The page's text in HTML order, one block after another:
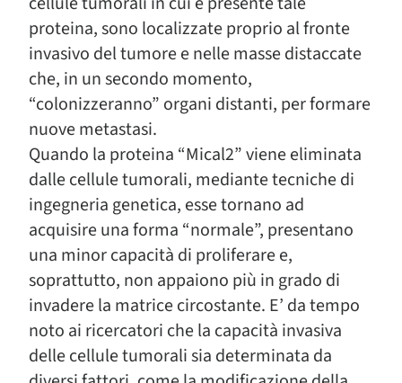
proteina, sono localizzate proprio al fronte
invasivo del tumore e nelle masse distaccate
che, in un secondo momento,
“colonizzeranno” organi distanti, per formare
nuove metastasi.
Quando la proteina “Mical2” viene eliminata
dalle cellule tumorali, mediante tecniche di
ingegneria genetica, esse tornano ad
acquisire una forma “normale”, presentano
una minor capacità di proliferare e,
soprattutto, non appaiono più in grado di
invadere la matrice circostante. E’ da tempo
noto ai ricercatori che la capacità invasiva
delle cellule tumorali sia determinata da